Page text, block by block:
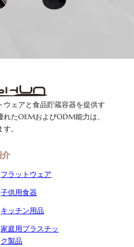
ェアと食品貯蔵容器を提供す
たOEMおよびODM能力は、
。
介
フラットウェア
子供用食器
キッチン用品
家庭用プラスチッ
ク製品